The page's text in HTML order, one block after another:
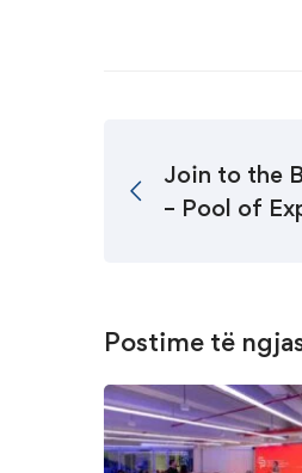
Join to the
– Pool of
Postime të